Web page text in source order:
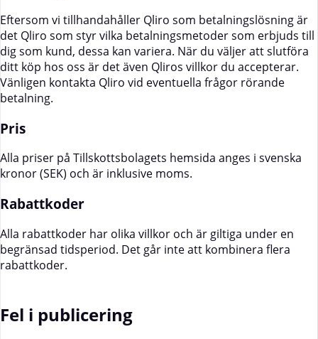
Eftersom vi tillhandahåller Qliro som betalningslösning är
det Qliro som styr vilka betalningsmetoder som erbjuds till
dig som kund, dessa kan variera. När du väljer att slutföra
ditt köp hos oss är det även Qliros villkor du accepterar.
Vänligen kontakta Qliro vid eventuella frågor rörande
betalning.
Pris
Alla priser på Tillskottsbolagets hemsida anges i svenska
kronor (SEK) och är inklusive moms.
Rabattkoder
Alla rabattkoder har olika villkor och är giltiga under en
begränsad tidsperiod. Det går inte att kombinera flera
rabattkoder.
Fel i publicering